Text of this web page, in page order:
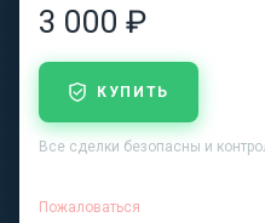
3 000 ₽
КУПИТЬ
Все сделки безопасны и
Пожаловаться